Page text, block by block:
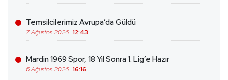
Temsilcilerimiz Avrupa’da Güldü
7 Ağustos 2026 12:43
Mardin 1969 Spor, 18 Yıl Sonra 1. Lig’e Hazır
6 Ağustos 2026 16:16